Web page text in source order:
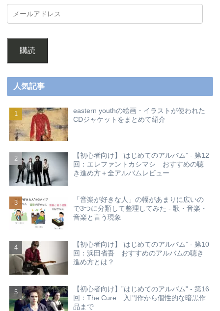
購読
人気記事
eastern youthの絵画・イラストが使われた
CDジャケットをまとめて紹介
【初心者向け】”はじめてのアルバム” - 第12
回：エレファントカシマシ おすすめの聴
き進め方＋全アルバムレビュー
「音楽が好きな人」の幅があまりに広いの
で3つに分類して整理してみた - 歌・音楽・
音楽と言う現象
【初心者向け】”はじめてのアルバム” - 第10
回：浜田省吾 おすすめのアルバムの聴き
進め方とは？
【初心者向け】”はじめてのアルバム” - 第16
回：The Cure 入門作から個性的な暗黒作
品まで